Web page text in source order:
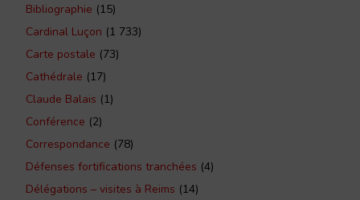
Bibliographie (15)
Cardinal Luçon (1 733)
Carte postale (73)
Cathédrale (17)
Claude Balais (1)
Conférence (2)
Correspondance (78)
Défenses fortifications tranchées (4)
Délégations – visites à Reims (14)